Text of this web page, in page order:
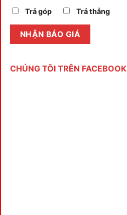
Trả góp
Trả thẳng
CHÚNG TÔI TRÊN FACEBOOK